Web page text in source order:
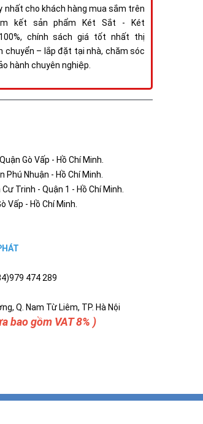
nhất cho khách hàng mua sắm trên
kết sản phẩm Két Sắt - Két
chính sách giá tốt nhất thị
chuyển – lắp đặt tại nhà, chăm sóc
hành chuyên nghiệp.
Gò Vấp - Hồ Chí Minh.
Phú Nhuận - Hồ Chí Minh.
Trinh - Quận 1 - Hồ Chí Minh.
Vấp - Hồ Chí Minh.
474 289
Q. Nam Từ Liêm, TP. Hà Nội
bao gồm VAT 8% )